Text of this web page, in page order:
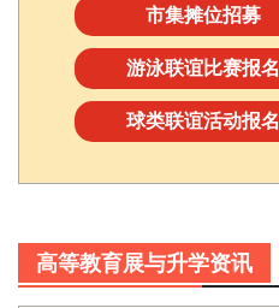
市集摊位招募
游泳联谊比赛报名
球类联谊活动报名
高等教育展与升学资讯